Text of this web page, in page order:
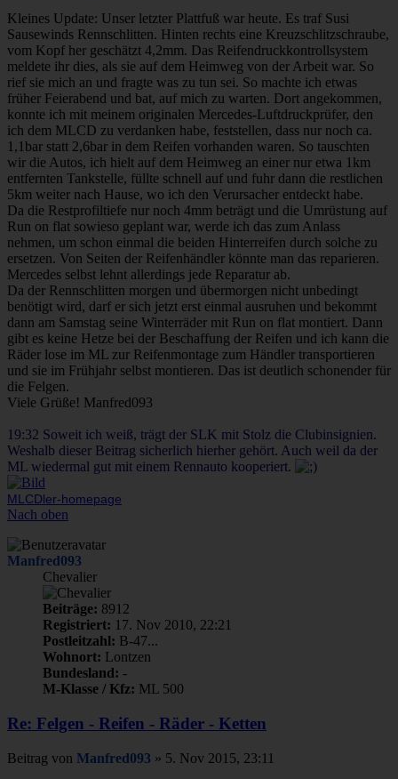
Kleines Update: Unser letzter Plattfuß war heute. Es traf Susi
Sausewinds Rennschlitten. Hinten rechts eine Kreuzschlitzschraube,
vom Kopf her geschätzt 4,2mm. Das Reifendruckkontrollsystem
meldete ihr dies, als sie auf dem Heimweg von der Arbeit war. So
rief sie mich an und fragte was zu tun sei. So machte ich etwas
früher Feierabend und bat, auf mich zu warten. Dort angekommen,
konnte ich mit meinem originalen Mercedes-Luftdruckprüfer, den
ich dem MLCD zu verdanken habe, feststellen, dass nur noch ca.
1,1bar statt 2,6bar in dem Reifen vorhanden waren. So tauschten
wir die Autos, ich hielt auf dem Heimweg an einer nur etwa 1km
entfernten Tankstelle, füllte schnell auf und fuhr dann die restlichen
5km weiter nach Hause, wo ich den Verursacher entdeckt habe.
Da die Restprofiltiefe nur noch 4mm beträgt und die Umrüstung auf
Run on flat sowieso geplant war, werde ich das zum Anlass
nehmen, um schon einmal die beiden Hinterreifen durch solche zu
ersetzen. Von Seiten der Reifenhändler könnte man das reparieren.
Mercedes selbst lehnt allerdings jede Reparatur ab.
Da der Rennschlitten morgen und übermorgen nicht unbedingt
benötigt wird, darf er sich jetzt erst einmal ausruhen und bekommt
dann am Samstag seine Winterräder mit Run on flat montiert. Dann
gibt es keine Hetze bei der Beschaffung der Reifen und ich kann die
Räder lose im ML zur Reifenmontage zum Händler transportieren
und sie im Frühjahr selbst montieren. Das ist deutlich schonender für
die Felgen.
Viele Grüße! Manfred093
19:32 Soweit ich weiß, trägt der SLK mit Stolz die Clubinsignien.
Weshalb dieser Beitrag sicherlich hierher gehört. Auch weil da der
ML wiedermal gut mit einem Rennauto kooperiert.
MLCDler-homepage
Nach oben
Manfred093
Chevalier
Beiträge: 8912
Registriert: 17. Nov 2010, 22:21
Postleitzahl: B-47...
Wohnort: Lontzen
Bundesland: -
M-Klasse / Kfz: ML 500
Re: Felgen - Reifen - Räder - Ketten
Beitrag von Manfred093 » 5. Nov 2015, 23:11